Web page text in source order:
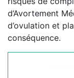
d’Avortement
d’ovulation et
conséquence.